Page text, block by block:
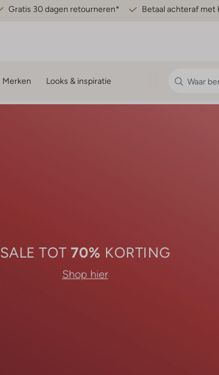
Gratis 30 dagen retourneren* Betaal achteraf met
Merken Looks & inspiratie
SALE TOT 70% KORTING
Shop hier